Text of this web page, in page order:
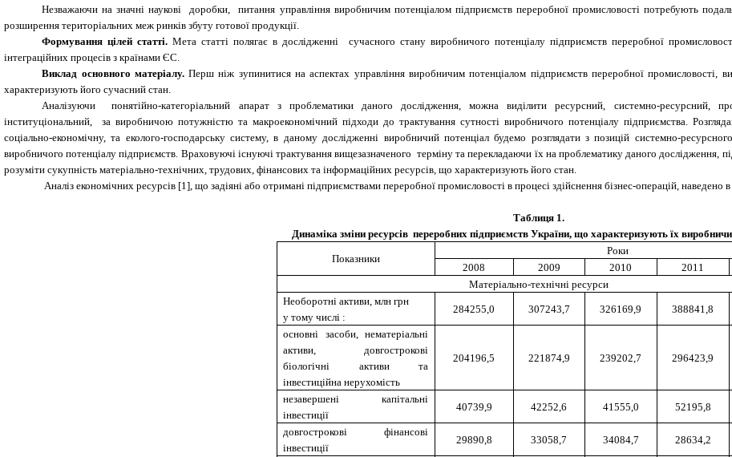
Незважаючи на значні наукові доробки, питання управління виробничим потенціалом підприємств переробної промисловості потребують
розширення територіальних меж ринків збуту готової продукції.
Формування цілей статті.Мета статті полягає в дослідженні сучасного стану виробничого потенціалу підприємств переробної
інтеграційних процесів з країнами ЄС.
Виклад основного матеріалу.Перш ніж зупинитися на аспектах управління виробничим потенціалом підприємств переробної промисловості,
характеризують його сучасний стан.
Аналізуючи понятійно-категоріальний апарат з проблематики даного дослідження, можна виділити ресурсний, системно-ресурсний,
інституціональний, за виробничою потужністю та макроекономічний підходи до трактування сутності виробничого потенціалу підприємства.
соціально-економічну, та еколого-господарську систему, в даному дослідженні виробничий потенціал будемо розглядати з позицій системно-
виробничого потенціалу підприємств. Враховуючі існуючі трактування вищезазначеного терміну та перекладаючи їх на проблематику даного дослідження,
розуміти сукупність матеріально-технічних, трудових, фінансових та інформаційних ресурсів, що характеризують його стан.
Аналіз економічних ресурсів [1], що задіяні або отримані підприємствами переробної промисловості в процесі здійснення бізнес-операцій, наведено
Таблиця 1.
Динаміка зміни ресурсів переробних підприємств України, що характеризують їх
Показники
Роки
2008
2009 2010 2011
Матеріально-технічні ресурси
Необоротні активи, млн грн
у тому числі :
284255,0 307243,7 326169,9 388841,8
основні засоби, нематеріальні
активи, довгострокові
біологічні активи та
інвестиційна нерухомість
204196,5 221874,9 239202,7 296423,9
незавершені капітальні
інвестиції
40739,9 42252,6 41555,0 52195,8
довгострокові фінансові
інвестиції
29890,8 33058,7 34084,7 28634,2